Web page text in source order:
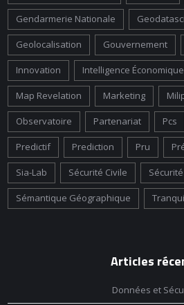
Gendarmerie Nationale
Geolocalisation Gouvernement
Innovation Intelligence Économique
Map Revelation Marketing
Observatoire Partenariat Pcs
Predictif Prediction Pru
Sia-Lab Sécurité Civile
Sémantique Géographique
Articles
Données et